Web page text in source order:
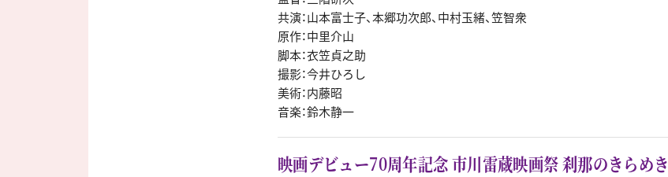
共演：山本富士子、本郷功次郎、中村玉緒、笠智衆
原作：中里介山
脚本：衣笠貞之助
撮影：今井ひろし
美術：内藤昭
音楽：鈴木静一
映画デビュー70周年記念 市川雷蔵映画祭 刹那のきらめき